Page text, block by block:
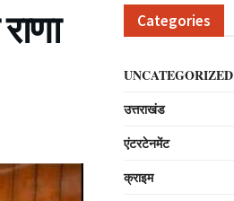
Categories
UNCATEGORIZED
उत्तराखंड
एंटरटेनमेंट
क्राइम